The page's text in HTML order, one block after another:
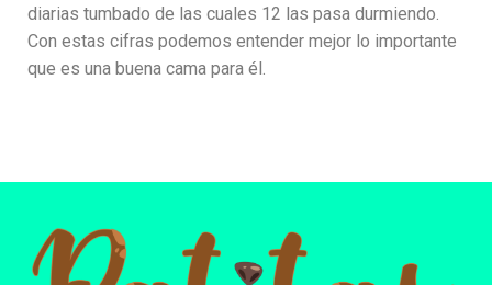
diarias tumbado de las cuales 12 las pasa durmiendo.
Con estas cifras podemos entender mejor lo importante
que es una buena cama para él.